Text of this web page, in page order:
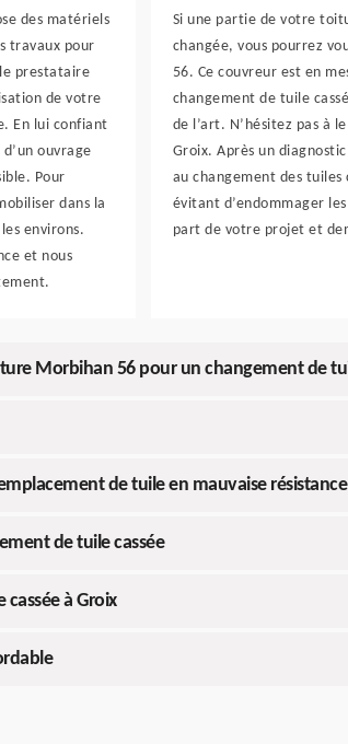
des matériels
travaux pour
prestataire
de votre
En lui confiant
ouvrage
Pour
dans la
environs.
et nous
Si une partie de votre
changée, vous pourrez
56. Ce couvreur est en
changement de tuile
de l’art. N’hésitez pas à
Groix. Après un
au changement des tuiles
évitant d’endommager
part de votre projet et
Morbihan 56 pour un changement de
de tuile en mauvaise résistance
de tuile cassée
à Groix